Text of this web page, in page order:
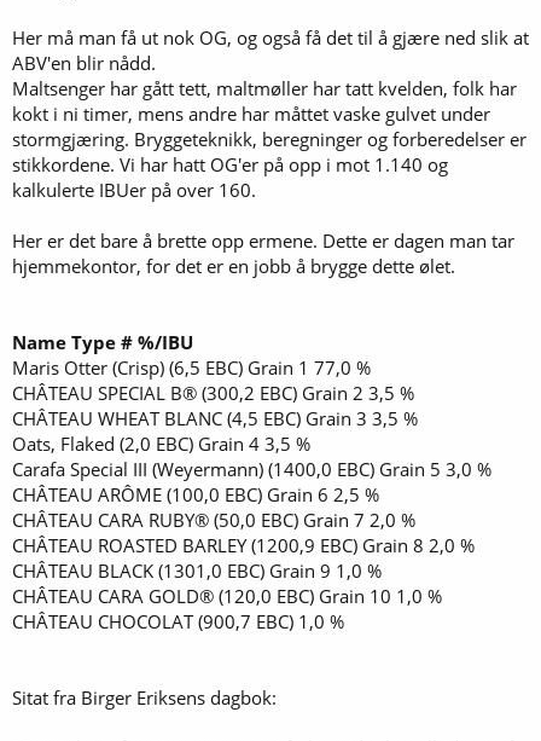
Her må man få ut nok OG, og også få det til å gjære ned slik at
ABV'en blir nådd.
Maltsenger har gått tett, maltmøller har tatt kvelden, folk har
kokt i ni timer, mens andre har måttet vaske gulvet under
stormgjæring. Bryggeteknikk, beregninger og forberedelser er
stikkordene. Vi har hatt OG'er på opp i mot 1.140 og
kalkulerte IBUer på over 160.
Her er det bare å brette opp ermene. Dette er dagen man tar
hjemmekontor, for det er en jobb å brygge dette ølet.
Name Type # %/IBU
Maris Otter (Crisp) (6,5 EBC) Grain 1 77,0 %
CHÂTEAU SPECIAL B® (300,2 EBC) Grain 2 3,5 %
CHÂTEAU WHEAT BLANC (4,5 EBC) Grain 3 3,5 %
Oats, Flaked (2,0 EBC) Grain 4 3,5 %
Carafa Special III (Weyermann) (1400,0 EBC) Grain 5 3,0 %
CHÂTEAU ARÔME (100,0 EBC) Grain 6 2,5 %
CHÂTEAU CARA RUBY® (50,0 EBC) Grain 7 2,0 %
CHÂTEAU ROASTED BARLEY (1200,9 EBC) Grain 8 2,0 %
CHÂTEAU BLACK (1301,0 EBC) Grain 9 1,0 %
CHÂTEAU CARA GOLD® (120,0 EBC) Grain 10 1,0 %
CHÂTEAU CHOCOLAT (900,7 EBC) 1,0 %
Sitat fra Birger Eriksens dagbok: